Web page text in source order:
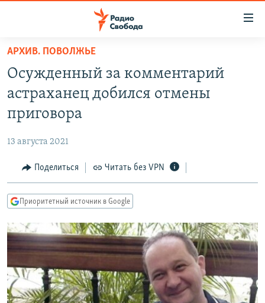
упрощенного
доступа
основному
Вернутся
Вернутся
поиску
ПОДКАСТЫ
АВТОРСКИЕ ПРОЕКТЫ
МНЕНИЯ
КУЛЬТУРА
КАВКАЗ.РЕАЛИИ
СЕВЕР.РЕАЛИИ
СИБИРЬ.РЕАЛИИ
РАСПИСАНИЕ ВЕЩАНИЯ
ПОДПИШИТЕСЬ НА РАССЫЛКУ
АРХИВ. ПОВОЛЖЬЕ
Осужденный за комментарий
астраханец добился отмены
приговора
13 августа 2021
Поделиться Читать без VPN
Приоритетный источник в Google